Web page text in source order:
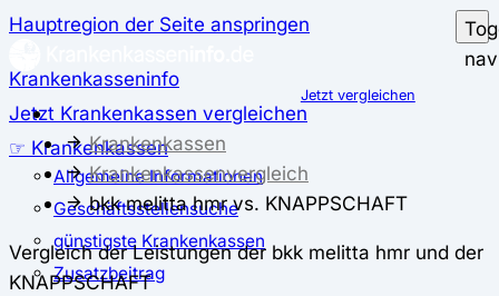
Hauptregion der Seite anspringen
Krankenkasseninfo
Jetzt Krankenkassen vergleichen
☞ Krankenkassen
Allgemeine Informationen
Geschäftsstellensuche
günstigste Krankenkassen
Zusatzbeitrag
Jetzt vergleichen
Krankenkassen
Krankenkassenvergleich
bkk melitta hmr vs. KNAPPSCHAFT
Vergleich der Leistungen der bkk melitta hmr und der
KNAPPSCHAFT